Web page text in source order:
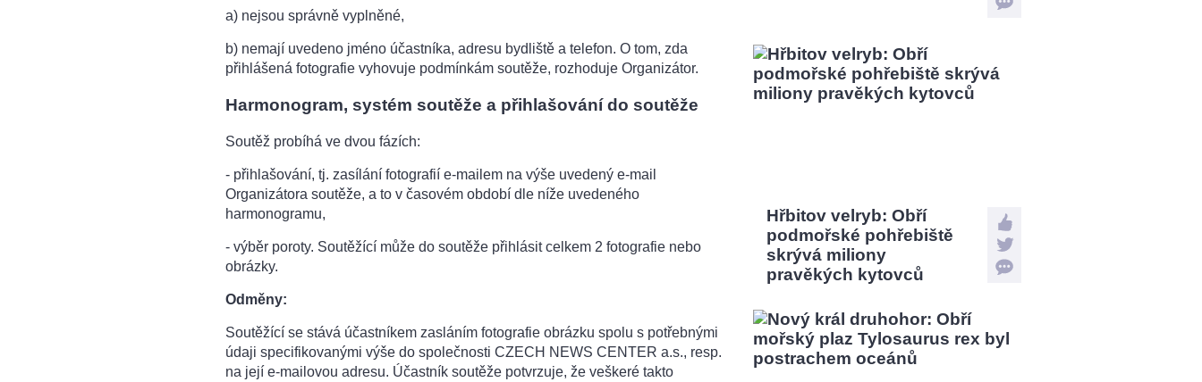
a) nejsou správně vyplněné,
b) nemají uvedeno jméno účastníka, adresu bydliště a telefon. O tom, zda
přihlášená fotografie vyhovuje podmínkám soutěže, rozhoduje Organizátor.
Harmonogram, systém soutěže a přihlašování do soutěže
Soutěž probíhá ve dvou fázích:
- přihlašování, tj. zasílání fotografií e-mailem na výše uvedený e-mail
Organizátora soutěže, a to v časovém období dle níže uvedeného
harmonogramu,
- výběr poroty. Soutěžící může do soutěže přihlásit celkem 2 fotografie nebo
obrázky.
Odměny:
Soutěžící se stává účastníkem zasláním fotografie obrázku spolu s potřebnými
údaji specifikovanými výše do společnosti CZECH NEWS CENTER a.s., resp.
na její e-mailovou adresu. Účastník soutěže potvrzuje, že veškeré takto
Hřbitov velryb: Obří
podmořské pohřebiště
skrývá miliony
pravěkých kytovců